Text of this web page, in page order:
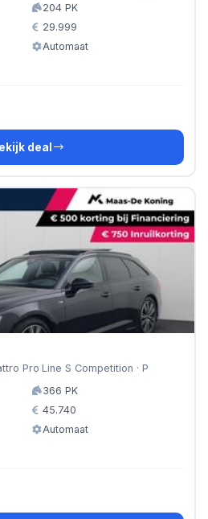
204 PK
29.999
Automaat
deal
Pro Line S Competition · P
366 PK
45.740
Automaat